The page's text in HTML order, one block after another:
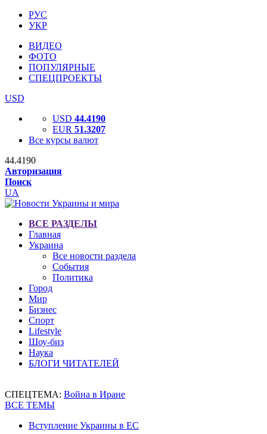
РУС
УКР
ВИДЕО
ФОТО
ПОПУЛЯРНЫЕ
СПЕЦПРОЕКТЫ
USD
USD 44.4190
EUR 51.3207
Все курсы валют
44.4190
Авторизация
Поиск
UA
ВСЕ РАЗДЕЛЫ
Главная
Украина
Все новости раздела
События
Политика
Город
Мир
Бизнес
Спорт
Lifestyle
Шоу-биз
Наука
БЛОГИ ЧИТАТЕЛЕЙ
СПЕЦТЕМА: Война в Иране
ВСЕ ТЕМЫ
Вступление Украины в ЕС